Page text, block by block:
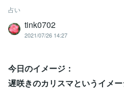
占い
tink0702
2021/07/26 14:27
今日のイメージ：
遅咲きのカリスマというイメ